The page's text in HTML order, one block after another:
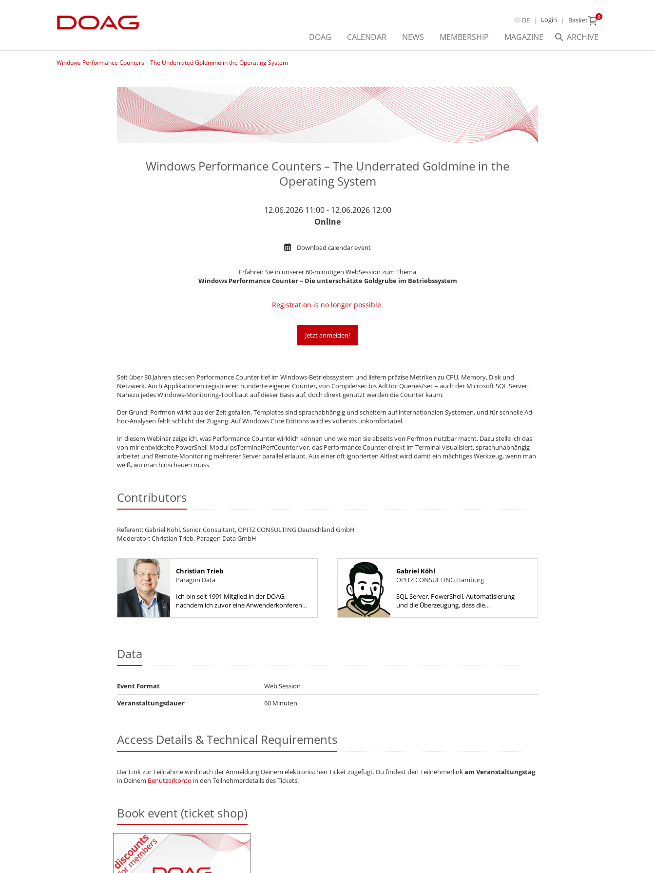
DE Login Basket 0
ARCHIVE
DOAG CALENDAR NEWS MEMBERSHIP MAGAZINE
Windows Performance Counters – The Underrated Goldmine in the Operating System
Windows Performance Counters – The Underrated Goldmine in the
Operating System
12.06.2026 11:00 - 12.06.2026 12:00
Online
Download calendar event
Erfahren Sie in unserer 60-minütigen WebSession zum Thema
Windows Performance Counter – Die unterschätzte Goldgrube im Betriebssystem
Registration is no longer possible.
Jetzt anmelden!
Seit über 30 Jahren stecken Performance Counter tief im Windows-Betriebssystem und liefern präzise Metriken zu CPU, Memory, Disk und
Netzwerk. Auch Applikationen registrieren hunderte eigener Counter, von Compile/sec bis AdHoc Queries/sec – auch der Microsoft SQL Server.
Nahezu jedes Windows-Monitoring-Tool baut auf dieser Basis auf, doch direkt genutzt werden die Counter kaum.
Der Grund: Perfmon wirkt aus der Zeit gefallen, Templates sind sprachabhängig und scheitern auf internationalen Systemen, und für schnelle Ad-
hoc-Analysen fehlt schlicht der Zugang. Auf Windows Core Editions wird es vollends unkomfortabel.
In diesem Webinar zeige ich, was Performance Counter wirklich können und wie man sie abseits von Perfmon nutzbar macht. Dazu stelle ich das
von mir entwickelte PowerShell-Modul psTerminalPerfCounter vor, das Performance Counter direkt im Terminal visualisiert, sprachunabhängig
arbeitet und Remote-Monitoring mehrerer Server parallel erlaubt. Aus einer oft ignorierten Altlast wird damit ein mächtiges Werkzeug, wenn man
weiß, wo man hinschauen muss.
Contributors
Referent: Gabriel Köhl, Senior Consultant, OPITZ CONSULTING Deutschland GmbH
Moderator: Christian Trieb, Paragon Data GmbH
Christian Trieb
Paragon Data
Ich bin seit 1991 Mitglied in der DOAG,
nachdem ich zuvor eine Anwenderkonferenz
Gabriel Köhl
OPITZ CONSULTING Hamburg
SQL Server, PowerShell, Automatisierung --
und die Überzeugung, dass die
Data
Event Format
Web Session
Veranstaltungsdauer
60 Minuten
Access Details & Technical Requirements
Der Link zur Teilnahme wird nach der Anmeldung Deinem elektronischen Ticket zugefügt. Du findest den Teilnehmerlinkam Veranstaltungstag
in Deinem Benutzerkonto in den Teilnehmerdetails des Tickets.
Book event (ticket shop)